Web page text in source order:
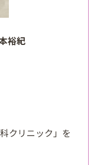
裕紀
クリニック」を